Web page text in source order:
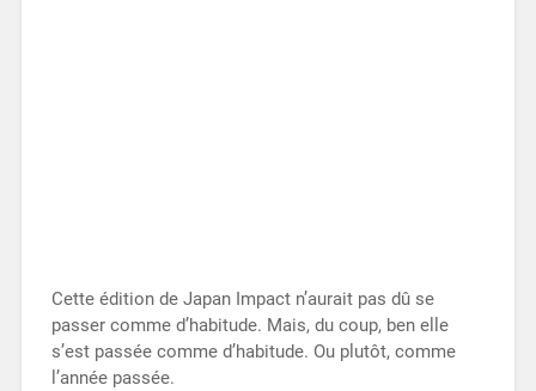
Cette édition de Japan Impact n’aurait pas dû se
passer comme d’habitude. Mais, du coup, ben elle
s’est passée comme d’habitude. Ou plutôt, comme
l’année passée.